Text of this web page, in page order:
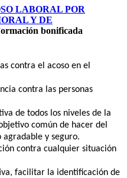
LABORAL POR
Y DE
bonificada
contra el acoso en el
contra las personas
de todos los niveles de la
común de hacer del
agradable y seguro.
contra cualquier situación
facilitar la identificación de